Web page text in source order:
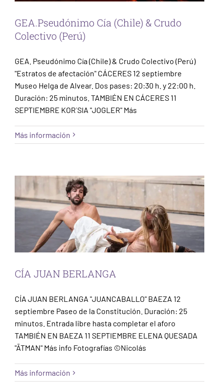
GEA.Pseudónimo Cía (Chile) & Crudo
Colectivo (Perú)
GEA. Pseudónimo Cía (Chile) & Crudo Colectivo (Perú)
"Estratos de afectación" CÁCERES 12 septiembre
Museo Helga de Alvear. Dos pases: 20:30 h. y 22:00 h.
Duración: 25 minutos. TAMBIÉN EN CÁCERES 11
SEPTIEMBRE KOR´SIA "JOGLER" Más
Más información
CÍA JUAN BERLANGA
CÍA JUAN BERLANGA
CÍA JUAN BERLANGA "JUANCABALLO" BAEZA 12
septiembre Paseo de la Constitución. Duración: 25
minutos. Entrada libre hasta completar el aforo
TAMBIÉN EN BAEZA 11 SEPTIEMBRE ELENA QUESADA
"ĀTMAN" Más info Fotografías ©Nicolás
Más información
ELENA QUESADA